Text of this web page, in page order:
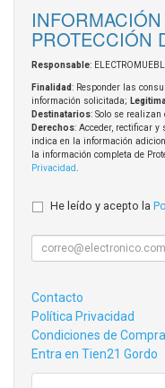
PROTECCIÓN
Responsable:
Finalidad: Responder las
información solicitada;
Destinatarios: Solo se
Derechos: Acceder, rectificar y
indica en la información
la información completa de
Privacidad
He leído y acepto la
Contacto
Política Privacidad
Condiciones de Compra
Entra en Tien21 Gordo